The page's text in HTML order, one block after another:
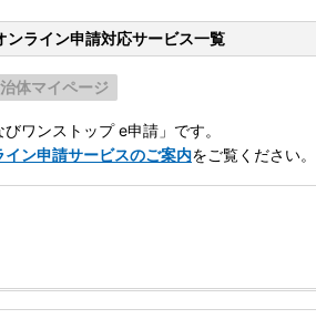
ンライン申請対応サービス一覧
体マイページ
ワンストップ e申請」です。
ン申請サービスのご案内をご覧ください。